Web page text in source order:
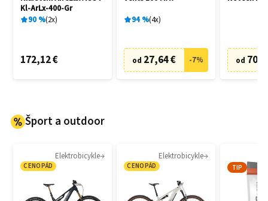
Kl-ArLx-400-Gr
90% 2x
172,12 €
94% 4x
od 27,64 € -7% od
Šport a outdoor
Elektrobicykle
CENOPÁD
Elektrobicykle
CENOPÁD TIP